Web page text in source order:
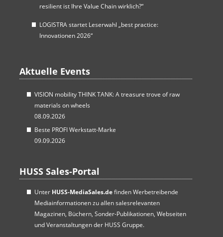
resilient ist Ihre Value Chain wirklich?“
LOGISTRA startet Leserwahl „best practice:
Innovationen 2026“
Aktuelle Events
VISION mobility THINK TANK: A treasure trove of raw
materials on wheels
08.09.2026
Beste PROFI Werkstatt-Marke
09.09.2026
HUSS Sales-Portal
Unter HUSS-MediaSales.definden Werbetreibende
Mediainformationen zu allen salesrelevanten
Magazinen, Büchern, Sonder-Publikationen, Webseiten
und Veranstaltungen der HUSS Gruppe.